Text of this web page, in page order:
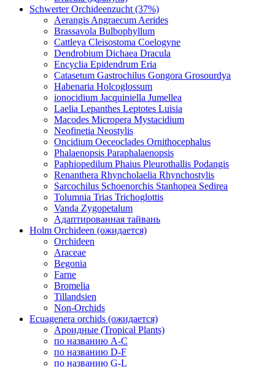
Schwerter Orchideenzucht (37%)
Aerangis Angraecum Aerides
Brassavola Bulbophyllum
Cattleya Cleisostoma Coelogyne
Dendrobium Dichaea Dracula
Encyclia Epidendrum Eria
Catasetum Gastrochilus Gongora Grosourdya
Habenaria Holcoglossum
ionocidium Jacquiniella Jumellea
Laelia Lepanthes Leptotes Luisia
Macodes Micropera Mystacidium
Neofinetia Neostylis
Oncidium Oeceoclades Ornithocephalus
Phalaenopsis Paraphalaenopsis
Paphiopedilum Phaius Pleurothallis Podangis
Renanthera Rhyncholaelia Rhynchostylis
Sarcochilus Schoenorchis Stanhopea Sedirea
Tolumnia Trias Trichoglottis
Vanda Zygopetalum
Адаптированная тайвань
Holm Orchideen (ожидается)
Orchideen
Araceae
Begonia
Farne
Bromelia
Tillandsien
Non-Orchids
Ecuagenera orchids (ожидается)
Ароидные (Tropical Plants)
по названию A-C
по названию D-F
по названию G-L